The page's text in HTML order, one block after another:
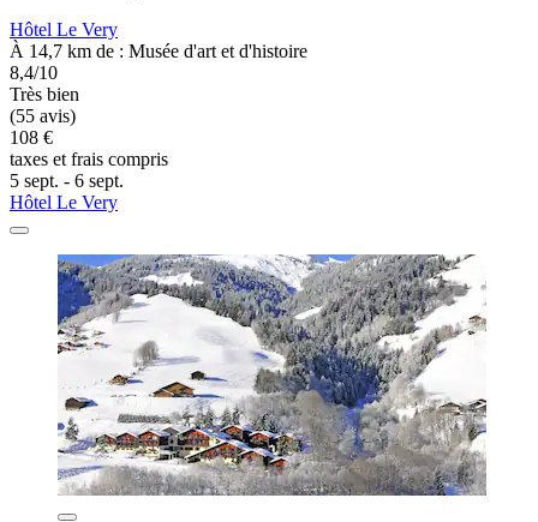
Hôtel Le Very
À 14,7 km de : Musée d'art et d'histoire
8,4/10
Très bien
(55 avis)
108 €
taxes et frais compris
5 sept. - 6 sept.
Hôtel Le Very